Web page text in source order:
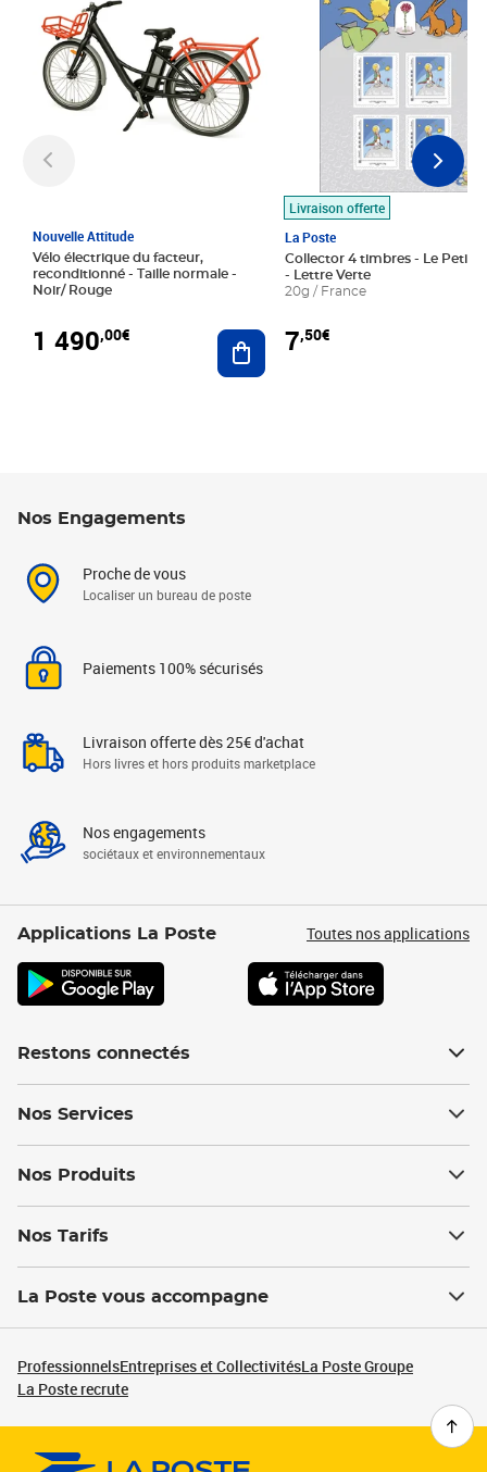
Nouvelle Attitude
Vélo électrique du facteur,
reconditionné - Taille normale -
Noir/ Rouge
1 490,00€ Ajouter au panier
Livraison offerte
La Poste
Collector 4 timbres - Le Petit
- Lettre Verte
20g / France
7,50€
Nos Engagements
Proche de vous
Localiser un bureau de poste
Paiements 100% sécurisés
Livraison offerte dès 25€ d'achat
Hors livres et hors produits marketplace
Nos engagements
sociétaux et environnementaux
Applications La Poste Toutes nos applications
Restons connectés
Nos Services
Nos Produits
Nos Tarifs
La Poste vous accompagne
ProfessionnelsEntreprises et CollectivitésLa Poste Groupe
La Poste recrute